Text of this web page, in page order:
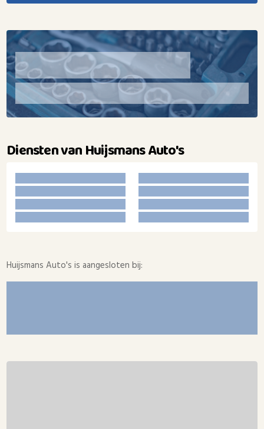
Diensten van Huijsmans Auto's
Huijsmans Auto's is aangesloten bij: